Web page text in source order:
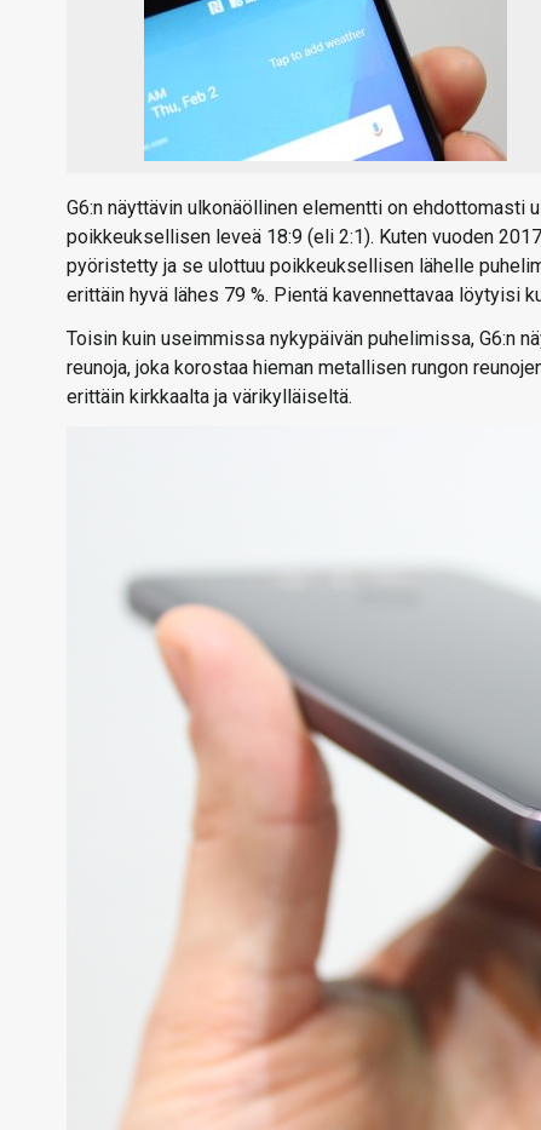
G6:n näyttävin ulkonäöllinen elementti on ehdottomasti
poikkeuksellisen leveä 18:9 (eli 2:1). Kuten vuoden
pyöristetty ja se ulottuu poikkeuksellisen lähelle
erittäin hyvä lähes 79 %. Pientä kavennettavaa löytyisi
Toisin kuin useimmissa nykypäivän puhelimissa, G6:n
reunoja, joka korostaa hieman metallisen rungon
erittäin kirkkaalta ja värikylläiseltä.